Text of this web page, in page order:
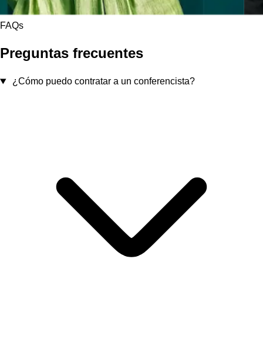
FAQs
Preguntas frecuentes
¿Cómo puedo contratar a un conferencista?